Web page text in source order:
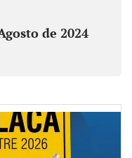
de 2024